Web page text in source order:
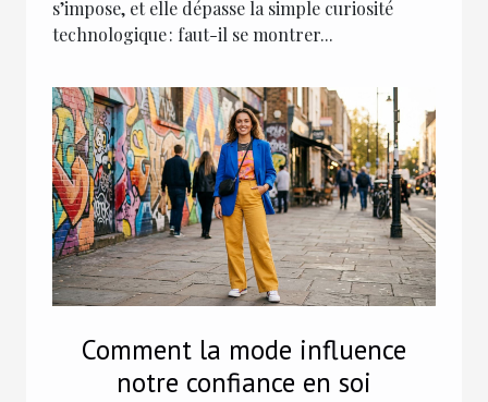
s’impose, et elle dépasse la simple curiosité
technologique : faut-il se montrer...
Comment la mode influence
notre confiance en soi